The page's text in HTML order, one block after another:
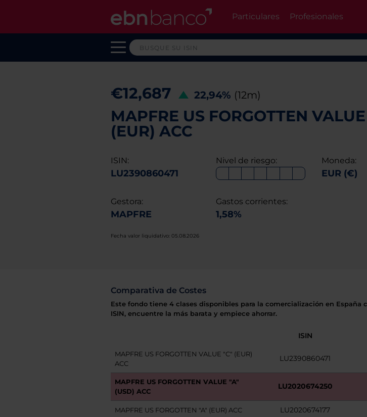
Particulares Profesionales
€12,687 22,94% (12m)
MAPFRE US FORGOTTEN
(EUR) ACC
ISIN:
LU2390860471
Nivel de riesgo: Moneda:
EUR (€)
Gestora:
MAPFRE
Gastos corrientes:
1,58%
Fecha valor liquidativo: 05.08.2026
Comparativa de Costes
Este fondo tiene 4 clases disponibles para la comercialización en España
ISIN, encuentre la más barata y empiece ahorrar.
ISIN
MAPFRE US FORGOTTEN VALUE "C" (EUR)
ACC
LU2390860471
MAPFRE US FORGOTTEN VALUE "A"
(USD) ACC
LU2020674250
MAPFRE US FORGOTTEN "A" (EUR) ACC LU2020674177